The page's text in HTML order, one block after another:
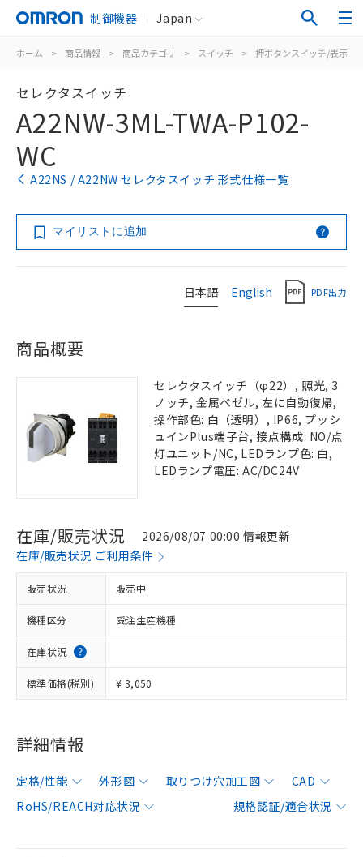
制御機器 Japan
ホーム > 商品情報 > 商品カテゴリ > スイッチ > 押ボタンスイッチ/表示灯
セレクタスイッチ
A22NW-3ML-TWA-P102-
WC
A22NS / A22NW セレクタスイッチ 形式仕様一覧
マイリストに追加
日本語 English PDF出力
商品概要
セレクタスイッチ（φ22）, 照光, 3
ノッチ, 金属ベゼル, 左に自動復帰,
操作部色: 白（透明）, IP66, プッシ
ュインPlus端子台, 接点構成: NO/点
灯ユニット/NC, LEDランプ色: 白,
LEDランプ電圧: AC/DC24V
在庫/販売状況
2026/08/07 00:00 情報更新
在庫/販売状況 ご利用条件
販売状況 販売中
機種区分 受注生産機種
在庫状況
標準価格(税別) ¥ 3,050
詳細情報
定格/性能 外形図 取りつけ穴加工図
CAD
RoHS/REACH対応状況
規格認証/適合状況